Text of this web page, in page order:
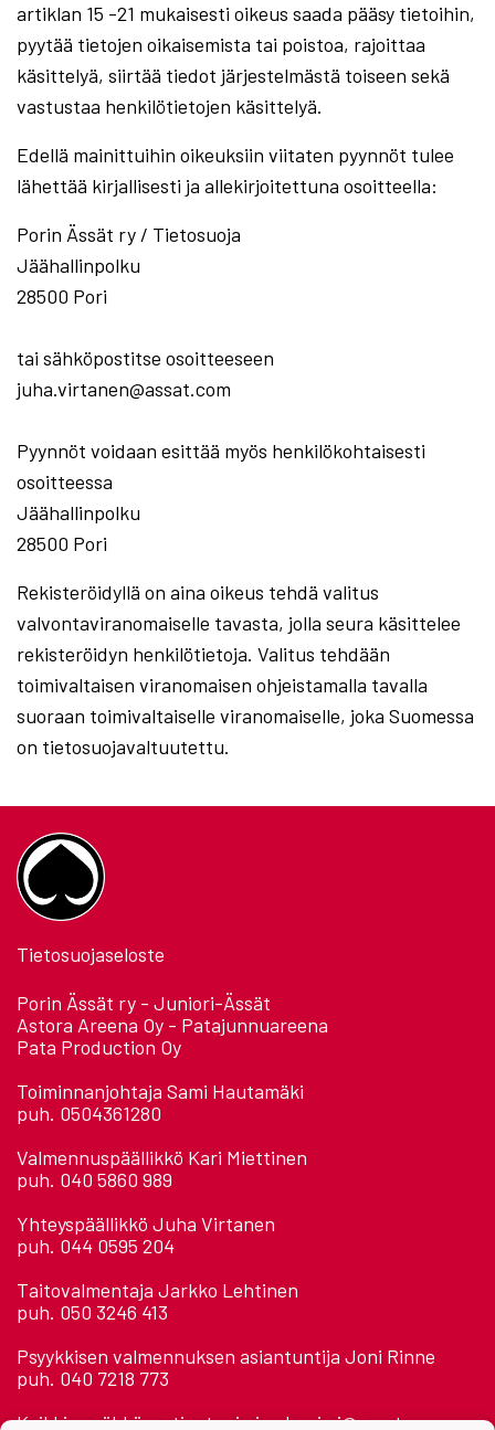
artiklan 15 -21 mukaisesti oikeus saada pääsy tietoihin,
pyytää tietojen oikaisemista tai poistoa, rajoittaa
käsittelyä, siirtää tiedot järjestelmästä toiseen sekä
vastustaa henkilötietojen käsittelyä.
Edellä mainittuihin oikeuksiin viitaten pyynnöt tulee
lähettää kirjallisesti ja allekirjoitettuna osoitteella:
Porin Ässät ry / Tietosuoja
Jäähallinpolku
28500 Pori
tai sähköpostitse osoitteeseen
juha.virtanen@assat.com
Pyynnöt voidaan esittää myös henkilökohtaisesti
osoitteessa
Jäähallinpolku
28500 Pori
Rekisteröidyllä on aina oikeus tehdä valitus
valvontaviranomaiselle tavasta, jolla seura käsittelee
rekisteröidyn henkilötietoja. Valitus tehdään
toimivaltaisen viranomaisen ohjeistamalla tavalla
suoraan toimivaltaiselle viranomaiselle, joka Suomessa
on tietosuojavaltuutettu.
Tietosuojaseloste
Porin Ässät ry - Juniori-Ässät
Astora Areena Oy - Patajunnuareena
Pata Production Oy
Toiminnanjohtaja Sami Hautamäki
puh. 0504361280
Valmennuspäällikkö Kari Miettinen
puh. 040 5860 989
Yhteyspäällikkö Juha Virtanen
puh. 044 0595 204
Taitovalmentaja Jarkko Lehtinen
puh. 050 3246 413
Psyykkisen valmennuksen asiantuntija Joni Rinne
puh. 040 7218 773
Kaikkien sähköposti: etunimi.sukunimi@assat.com